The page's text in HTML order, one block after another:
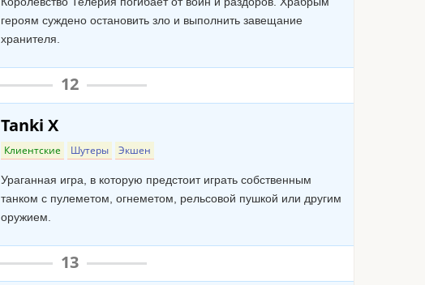
героям суждено остановить зло и выполнить завещание
хранителя.
12
Tanki X
Клиентские Шутеры Экшен
Ураганная игра, в которую предстоит играть собственным
танком с пулеметом, огнеметом, рельсовой пушкой или другим
оружием.
13